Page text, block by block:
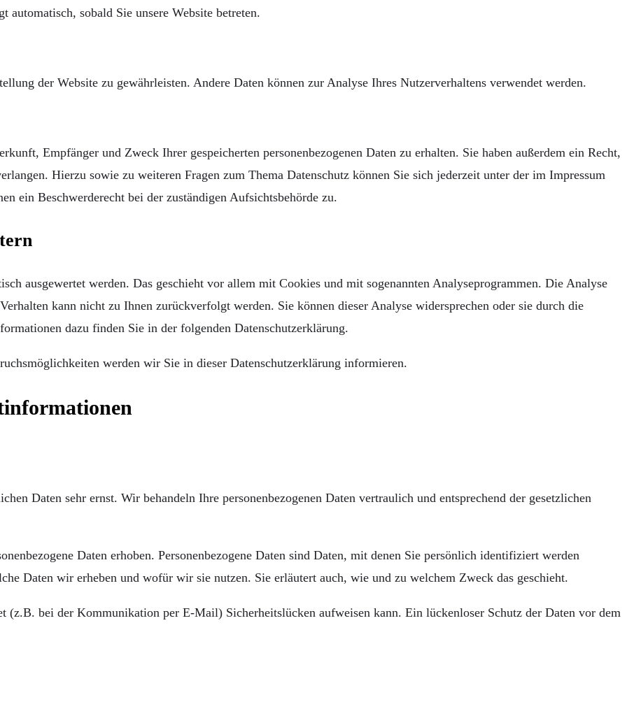
sobald Sie unsere Website betreten.
der Website zu gewährleisten. Andere Daten können zur Analyse Ihres Nutzerverhaltens verwendet werden.
Empfänger und Zweck Ihrer gespeicherten personenbezogenen Daten zu erhalten. Sie haben außerdem ein Recht,
Hierzu sowie zu weiteren Fragen zum Thema Datenschutz können Sie sich jederzeit unter der im Impressum
ein Beschwerderecht bei der zuständigen Aufsichtsbehörde zu.
ausgewertet werden. Das geschieht vor allem mit Cookies und mit sogenannten Analyseprogrammen. Die Analyse
kann nicht zu Ihnen zurückverfolgt werden. Sie können dieser Analyse widersprechen oder sie durch die
dazu finden Sie in der folgenden Datenschutzerklärung.
werden wir Sie in dieser Datenschutzerklärung informieren.
Daten sehr ernst. Wir behandeln Ihre personenbezogenen Daten vertraulich und entsprechend der gesetzlichen
Daten erhoben. Personenbezogene Daten sind Daten, mit denen Sie persönlich identifiziert werden
Daten wir erheben und wofür wir sie nutzen. Sie erläutert auch, wie und zu welchem Zweck das geschieht.
(z.B. bei der Kommunikation per E-Mail) Sicherheitslücken aufweisen kann. Ein lückenloser Schutz der Daten vor dem